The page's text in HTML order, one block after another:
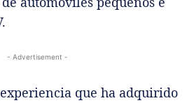
- Advertisement -
que ha adquirido